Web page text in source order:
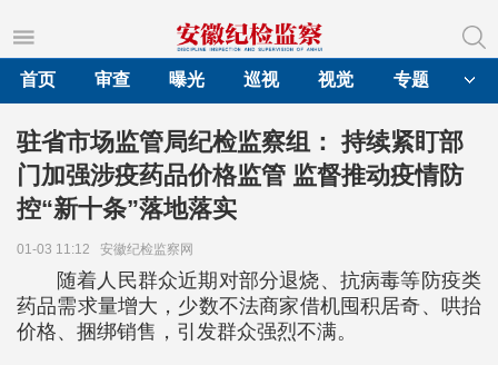
首页
审查 曝光 巡视 视觉 专题
驻省市场监管局纪检监察组： 持续紧盯部
门加强涉疫药品价格监管 监督推动疫情防
控“新十条”落地落实
01-03 11:12 安徽纪检监察网
随着人民群众近期对部分退烧、抗病毒等防疫类
药品需求量增大，少数不法商家借机囤积居奇、哄抬
价格、捆绑销售，引发群众强烈不满。